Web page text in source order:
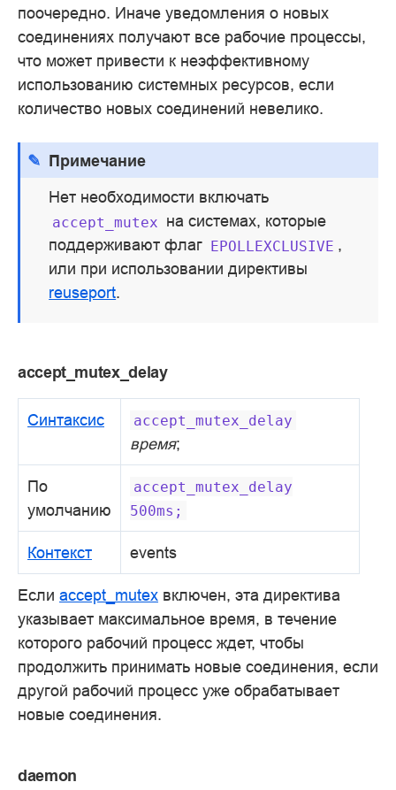
поочередно. Иначе уведомления о новых
соединениях получают все рабочие процессы,
что может привести к неэффективному
использованию системных ресурсов, если
количество новых соединений невелико.
Примечание
Нет необходимости включать
accept_mutex на системах, которые
поддерживают флаг EPOLLEXCLUSIVE ,
или при использовании директивы
reuseport.
accept_mutex_delay
Синтаксис accept_mutex_delay
время;
По
умолчанию
accept_mutex_delay
500ms;
Контекст events
Если accept_mutex включен, эта директива
указывает максимальное время, в течение
которого рабочий процесс ждет, чтобы
продолжить принимать новые соединения, если
другой рабочий процесс уже обрабатывает
новые соединения.
daemon